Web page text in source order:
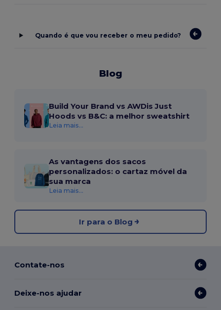
Quando é que vou receber o meu pedido?
Blog
Build Your Brand vs AWDis Just
Hoods vs B&C: a melhor sweatshirt
Leia mais...
As vantagens dos sacos
personalizados: o cartaz móvel da
sua marca
Leia mais...
Ir para o Blog
Contate-nos
Deixe-nos ajudar